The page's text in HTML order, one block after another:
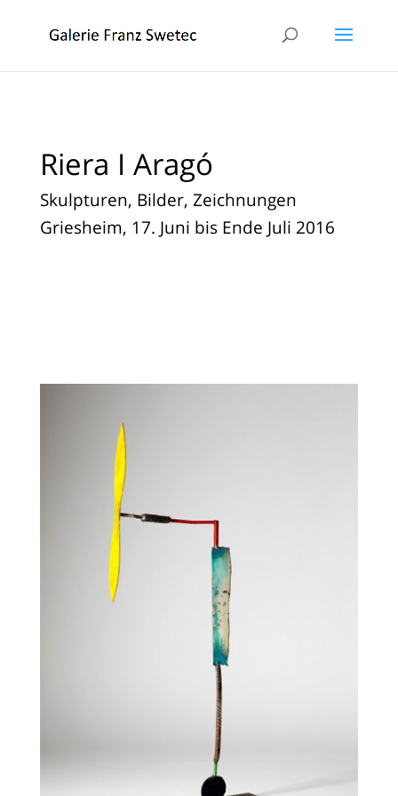
Riera I Aragó
Skulpturen, Bilder, Zeichnungen
Griesheim, 17. Juni bis Ende Juli 2016